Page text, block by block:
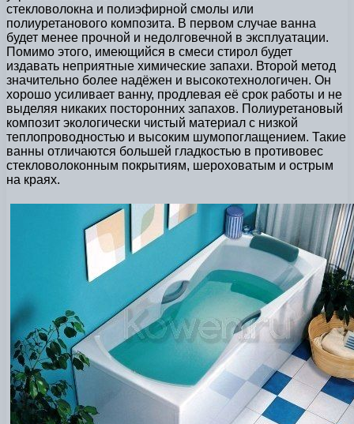
стекловолокна и полиэфирной смолы или
полиуретанового композита. В первом случае ванна
будет менее прочной и недолговечной в эксплуатации.
Помимо этого, имеющийся в смеси стирол будет
издавать неприятные химические запахи. Второй метод
значительно более надёжен и высокотехнологичен. Он
хорошо усиливает ванну, продлевая её срок работы и не
выделяя никаких посторонних запахов. Полиуретановый
композит экологически чистый материал с низкой
теплопроводностью и высоким шумопоглащением. Такие
ванны отличаются большей гладкостью в противовес
стекловолоконным покрытиям, шероховатым и острым
на краях.